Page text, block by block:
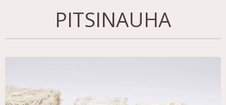
PITSINAUHA